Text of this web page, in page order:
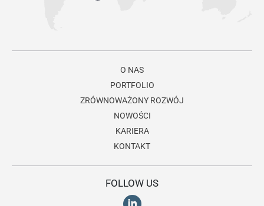
O NAS
PORTFOLIO
ZRÓWNOWAŻONY ROZWÓJ
NOWOŚCI
KARIERA
KONTAKT
FOLLOW US